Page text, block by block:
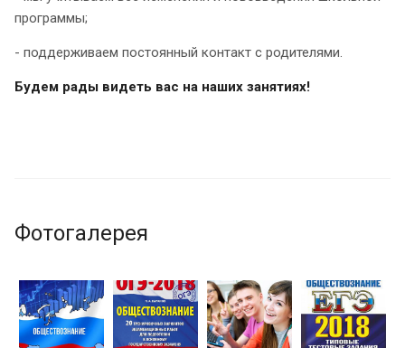
программы;
- поддерживаем постоянный контакт с родителями.
Будем рады видеть вас на наших занятиях!
Фотогалерея